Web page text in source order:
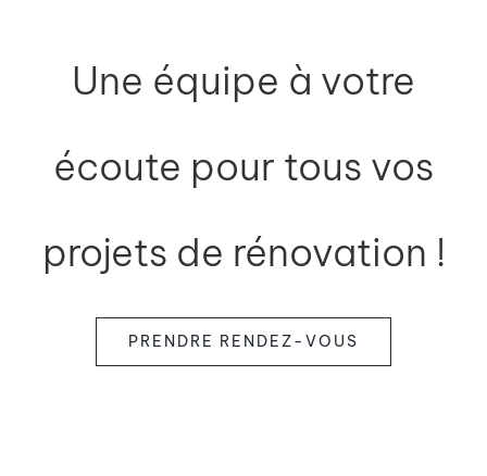
Une équipe à votre
écoute pour tous vos
projets de rénovation !
PRENDRE RENDEZ-VOUS